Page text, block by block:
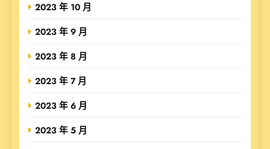
2023 年 10 月
2023 年 9 月
2023 年 8 月
2023 年 7 月
2023 年 6 月
2023 年 5 月